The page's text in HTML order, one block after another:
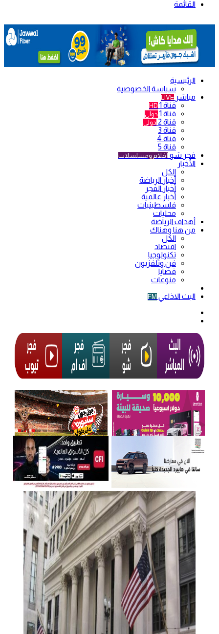
القائمة
الرئيسية
سياسة الخصوصية
مباشر LIVE
قناة 1 HD
قناة 1 دولي
قناة 2 دولي
قناة 3
قناة 4
قناة 5
فجر شو أفلام ومسلسلات
الأخبار
الكل
أخبار الرياضة
أخبار الفجر
أخبار عالمية
فلسطينيات
محليات
أهداف الرياضة
من هنا وهناك
الكل
اقتصاد
تكنولوجيا
فن وتلفزيون
قضايا
منوعات
البث الاذاعي FM